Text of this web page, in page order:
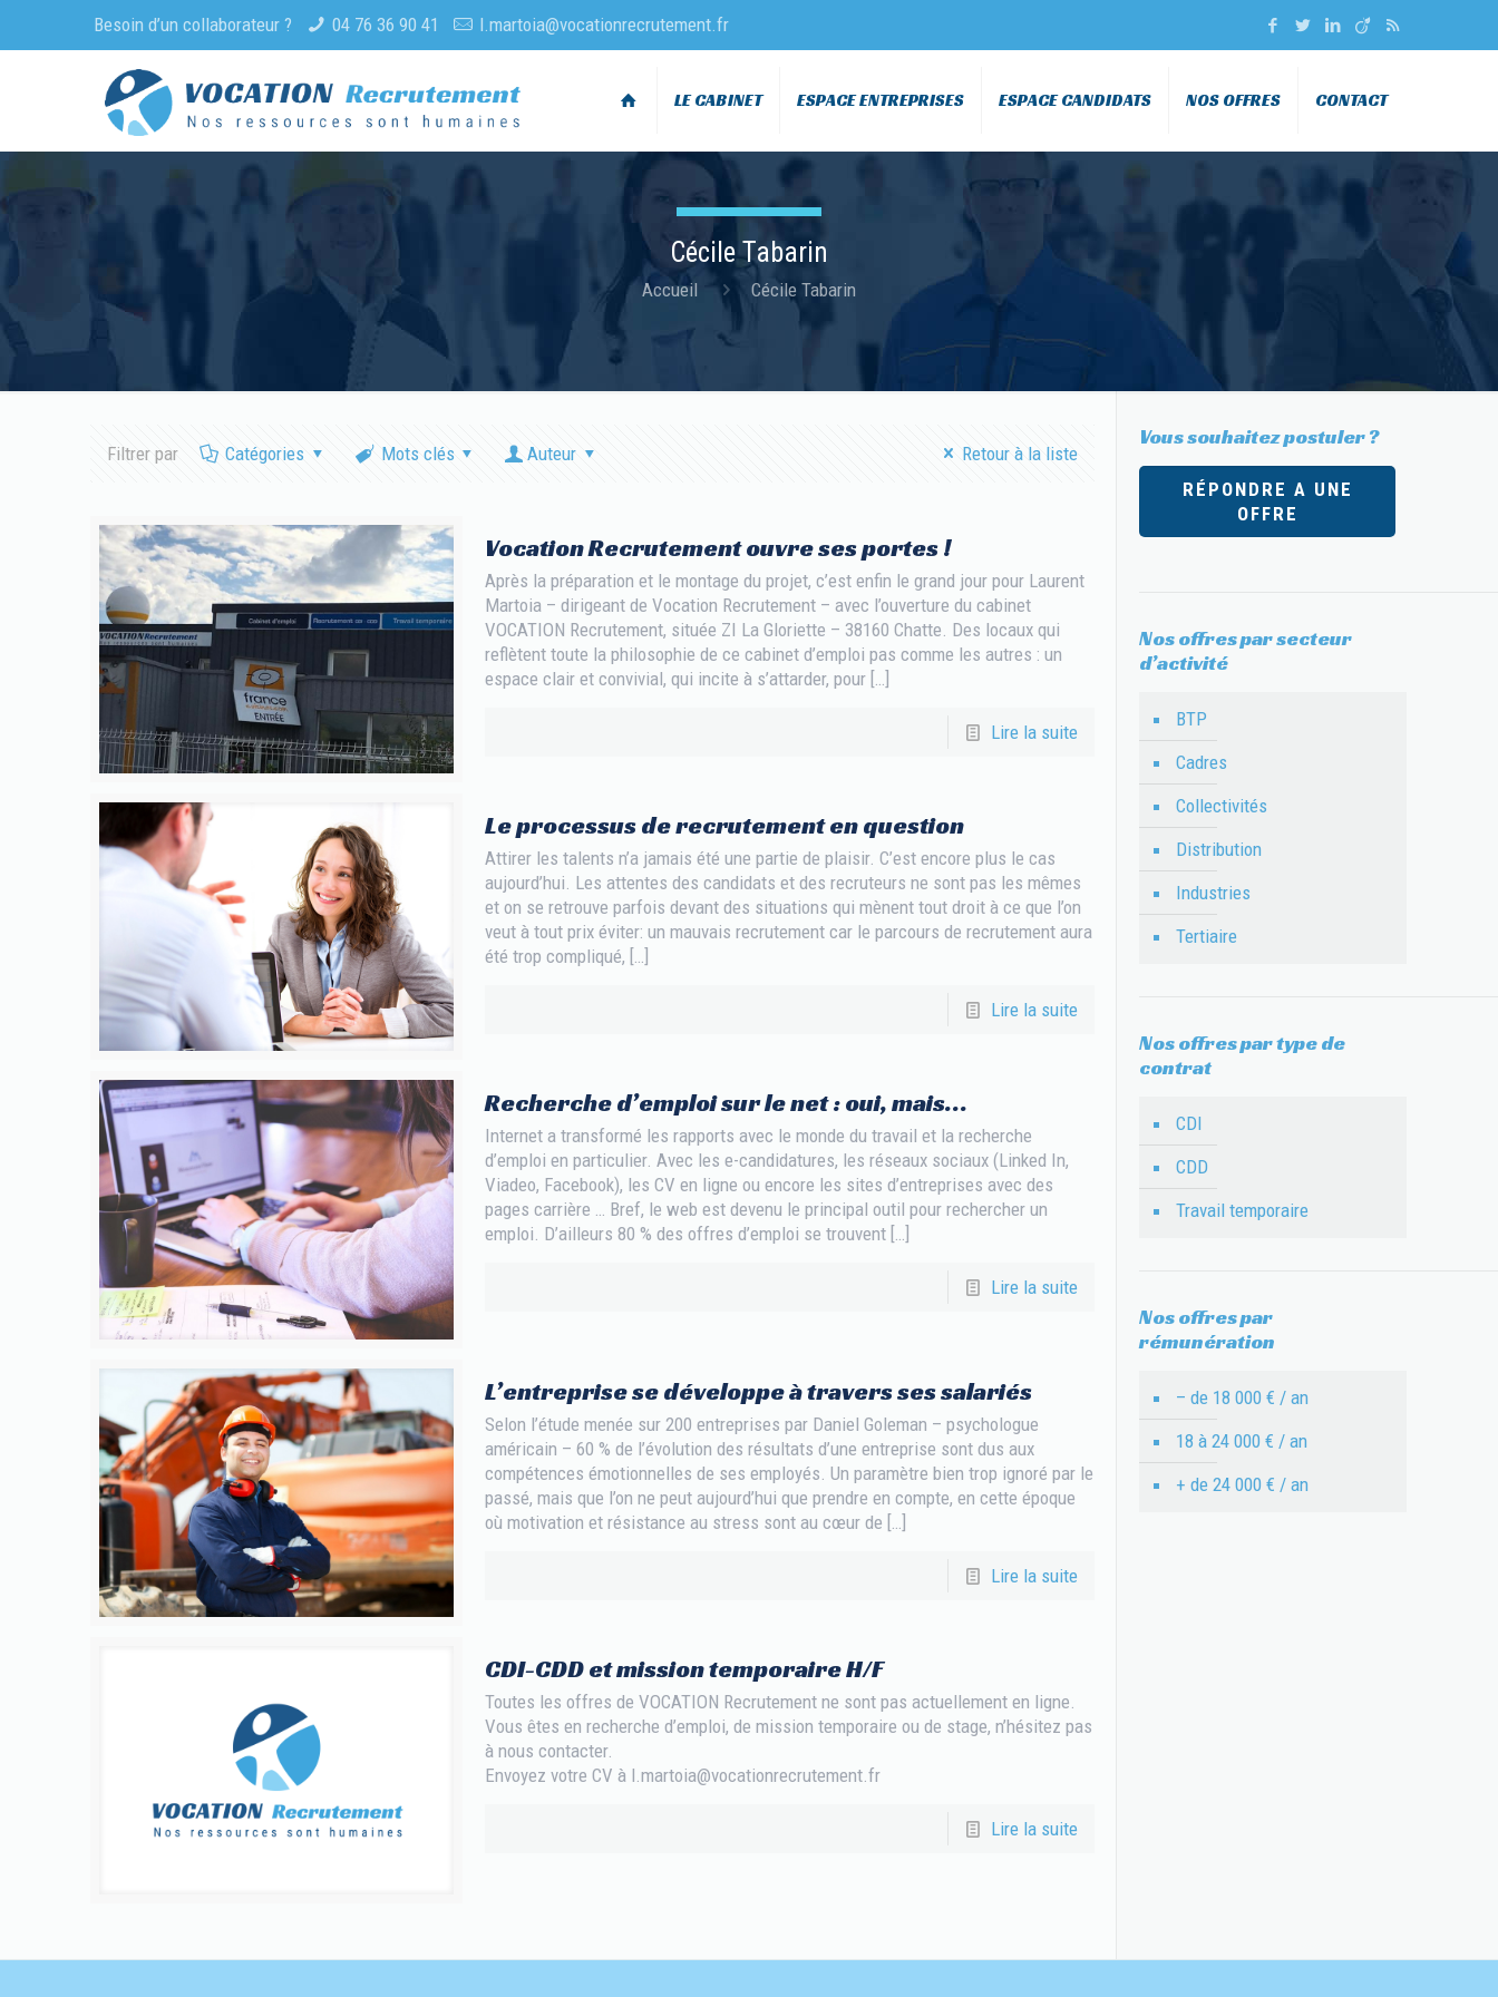
Besoin d’un collaborateur ? 04 76 36 90 41 l.martoia@vocationrecrutement.fr
LE CABINET ESPACE ENTREPRISES ESPACE CANDIDATS NOS OFFRES CONTACT
Cécile Tabarin
Accueil Cécile Tabarin
Filtrer par Catégories Mots clés Auteur Retour à la liste
Vocation Recrutement ouvre ses portes !
Après la préparation et le montage du projet, c’est enfin le grand jour pour Laurent
Martoia – dirigeant de Vocation Recrutement – avec l’ouverture du cabinet
VOCATION Recrutement, située ZI La Gloriette – 38160 Chatte. Des locaux qui
reflètent toute la philosophie de ce cabinet d’emploi pas comme les autres : un
espace clair et convivial, qui incite à s’attarder, pour[…]
Lire la suite
Le processus de recrutement en question
Attirer les talents n’a jamais été une partie de plaisir. C’est encore plus le cas
aujourd’hui. Les attentes des candidats et des recruteurs ne sont pas les mêmes
et on se retrouve parfois devant des situations qui mènent tout droit à ce que l’on
veut à tout prix éviter: un mauvais recrutement car le parcours de recrutement aura
été trop compliqué, […]
Lire la suite
Recherche d’emploi sur le net : oui, mais…
Internet a transformé les rapports avec le monde du travail et la recherche
d’emploi en particulier. Avec les e-candidatures, les réseaux sociaux (Linked In,
Viadeo, Facebook), les CV en ligne ou encore les sites d’entreprises avec des
pages carrière … Bref, le web est devenu le principal outil pour rechercher un
emploi. D’ailleurs 80 % des offres d’emploi se trouvent[…]
Lire la suite
L’entreprise se développe à travers ses salariés
Selon l’étude menée sur 200 entreprises par Daniel Goleman – psychologue
américain – 60 % de l’évolution des résultats d’une entreprise sont dus aux
compétences émotionnelles de ses employés. Un paramètre bien trop ignoré par le
passé, mais que l’on ne peut aujourd’hui que prendre en compte, en cette époque
où motivation et résistance au stress sont au cœur de […]
Lire la suite
CDI-CDD et mission temporaire H/F
Toutes les offres de VOCATION Recrutement ne sont pas actuellement en ligne.
Vous êtes en recherche d’emploi, de mission temporaire ou de stage, n’hésitez pas
à nous contacter.
Envoyez votre CV à l.martoia@vocationrecrutement.fr
Lire la suite
Vous souhaitez postuler ?
RÉPONDRE A UNE
OFFRE
Nos offres par secteur
d’activité
BTP
Cadres
Collectivités
Distribution
Industries
Tertiaire
Nos offres par type de
contrat
CDI
CDD
Travail temporaire
Nos offres par
rémunération
– de 18 000 € / an
18 à 24 000 € / an
+ de 24 000 € / an